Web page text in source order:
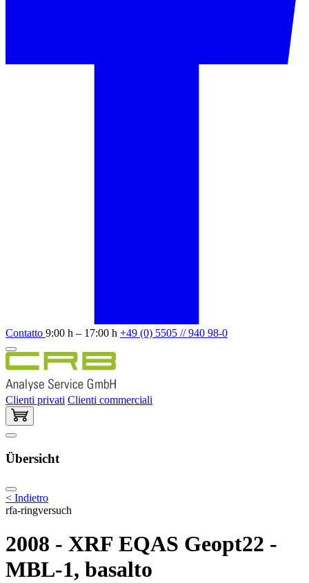
Contatto 9:00 h – 17:00 h +49 (0) 5505 // 940 98-0
Clienti privati Clienti commerciali
Übersicht
< Indietro
rfa-ringversuch
2008 - XRF EQAS Geopt22 -
MBL-1, basalto